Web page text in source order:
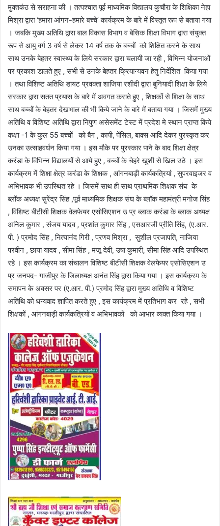
मुक्तकंठ से सराहना की । तत्पश्चात पूर्व माध्यमिक विद्यालय कुचौरा के शिक्षिका नेहा
मिश्रा द्वारा ‘हमारा आंगन-हमारे बच्चे’ कार्यक्रम के बारे में विस्तृत रूप से बताया गया
। जबकि मुख्य अतिथि द्वारा बाल विकास विभाग व बेसिक शिक्षा विभाग द्वारा संयुक्त
रूप से आयु वर्ग 3 वर्ष से लेकर 14 वर्ष तक के बच्चों को शिक्षित करने के साथ
साथ उनके बेहतर स्वास्थ्य के लिये सरकार द्वारा चलायी जा रही , विभिन्न योजनाओं
पर प्रकाश डालते हुए , सभी से उनके बेहतर क्रियान्यवन हेतु निर्देशित किया गया
। तथा विशिष्ट अतिथि डायट प्रवक्ता शाजिया रशीदी द्वारा बुनियादी शिक्षा के लिये
सरकार द्वारा सतत प्रयास के बारे में अवगत कराते हुए , शिक्षकों से शिक्षा के साथ
साथ बच्चों के बेहतर देखभाल की भी किये जाने के बारे में बताया गया । जिसमें मुख्य
अतिथि व विशिष्ट अतिथि द्वारा निपुण असेसमेंट टेस्ट में प्रदेश मे स्थान प्राप्त किये
कक्षा -1 के कुल 55 बच्चों को बैग , कापी, पेंसिल, बाक्स आदि देकर पुरस्कृत कर
उनका उत्साहवर्धन किया गया । इस मौके पर पुरस्कार पाने के बाद शिक्षा क्षेत्र
करंडा के विभिन्न विद्यालयों से आये हुए , बच्चों के चेहरे खुशी से खिल उठे । इस
कार्यक्रम में शिक्षा क्षेत्र करंडा के शिक्षक , आंगनबाड़ी कार्यकत्रियां , सुपरवाइजर व
अभिभावक भी उपस्थित रहे । जिसमें साथ ही साथ प्राथमिक शिक्षक संघ के
ब्लॉक अध्यक्ष सुरेंद्र सिंह ,पूर्व माध्यमिक शिक्षक संघ के ब्लॉक महामंत्री मनोज सिंह
, विशिष्ट बीटीसी शिक्षक वेलफेयर एसोसिएशन उ प्र ब्लाक करंडा के ब्लाक अध्यक्ष
अनिल कुमार , संजय यादव , प्रशांत कुमार सिंह , एसआरजी प्रीति सिंह, (ए.आर.
पी. ) प्रमोद सिंह , नित्यानंद गिरी , प्रणव मिश्रा , सुशील प्रजापति, नाजिया
परवीन , छाया यादव , सीमा सिंह , मंजू देवी, उषा कुमारी, सीमा सिंह आदि उपस्थित
रहे । इस कार्यक्रम का संचालन विशिष्ट बीटीसी शिक्षक वेलफेयर एसोसिएशन उ
प्र जनपद- गाजीपुर के जिलाध्यक्ष अनंत सिंह द्वारा किया गया । इस कार्यक्रम के
समापन के अवसर पर (ए.आर. पी.) प्रमोद सिंह द्वारा मुख्य अतिथि व‌ विशिष्ट
अतिथि को धन्यवाद ज्ञापित करते हुए , इस कार्यक्रम में प्रतिभाग कर रहे , सभी
शिक्षकों , आंगनबाड़ी कार्यकत्रियों व अभिभावकों को आभार व्यक्त किया गया ।